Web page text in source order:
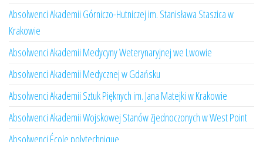
Absolwenci Akademii Górniczo-Hutniczej im. Stanisława Staszica w
Krakowie
Absolwenci Akademii Medycyny Weterynaryjnej we Lwowie
Absolwenci Akademii Medycznej w Gdańsku
Absolwenci Akademii Sztuk Pięknych im. Jana Matejki w Krakowie
Absolwenci Akademii Wojskowej Stanów Zjednoczonych w West Point
Absolwenci École polytechnique